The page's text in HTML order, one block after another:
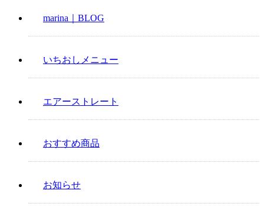
marina｜BLOG
いちおしメニュー
エアーストレート
おすすめ商品
お知らせ